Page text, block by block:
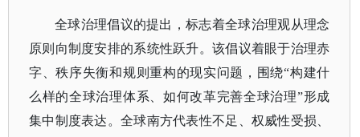
全球治理倡议的提出，标志着全球治理观从理念
原则向制度安排的系统性跃升。该倡议着眼于治理赤
字、秩序失衡和规则重构的现实问题，围绕“构建什
么样的全球治理体系、如何改革完善全球治理”形成
集中制度表达。全球南方代表性不足、权威性受损、